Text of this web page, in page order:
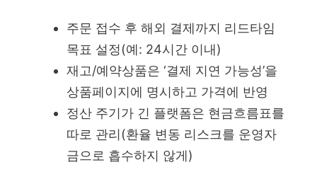
주문 접수 후 해외 결제까지 리드타임
목표 설정(예: 24시간 이내)
재고/예약상품은 ‘결제 지연 가능성’을
상품페이지에 명시하고 가격에 반영
정산 주기가 긴 플랫폼은 현금흐름표를
따로 관리(환율 변동 리스크를 운영자
금으로 흡수하지 않게)